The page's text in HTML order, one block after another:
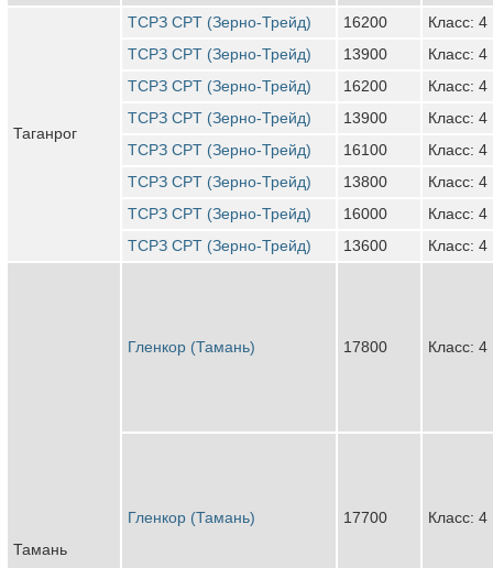
Таганрог
ТСРЗ CPT (Зерно-Трейд) 16200
Класс: 4
ТСРЗ CPT (Зерно-Трейд)
13900
Класс: 4
ТСРЗ CPT (Зерно-Трейд)
16200
Класс: 4
ТСРЗ CPT (Зерно-Трейд)
13900
Класс: 4
ТСРЗ CPT (Зерно-Трейд)
16100
Класс: 4
ТСРЗ CPT (Зерно-Трейд)
13800
Класс: 4
ТСРЗ CPT (Зерно-Трейд)
16000
Класс: 4
ТСРЗ CPT (Зерно-Трейд)
13600 Класс: 4
Тамань
Гленкор (Тамань) 17800 Класс: 4
Гленкор (Тамань) 17700 Класс: 4